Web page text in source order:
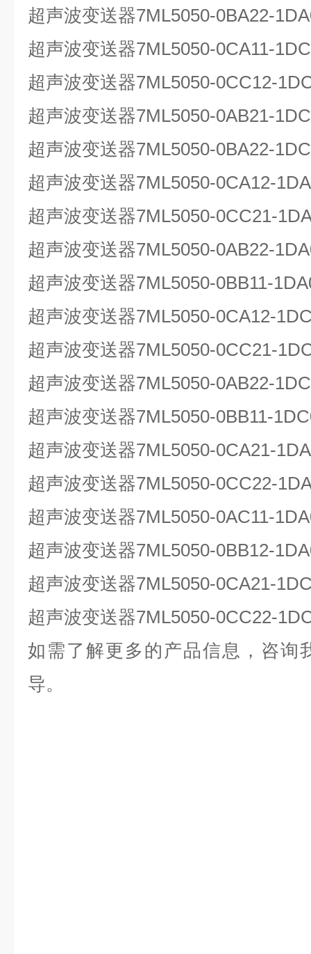
超声波变送器7ML5050-0BA22-
超声波变送器7ML5050-0CA11-
超声波变送器7ML5050-0CC12-
超声波变送器7ML5050-0AB21-
超声波变送器7ML5050-0BA22-
超声波变送器7ML5050-0CA12-
超声波变送器7ML5050-0CC21-
超声波变送器7ML5050-0AB22-
超声波变送器7ML5050-0BB11-
超声波变送器7ML5050-0CA12-
超声波变送器7ML5050-0CC21-
超声波变送器7ML5050-0AB22-
超声波变送器7ML5050-0BB11-
超声波变送器7ML5050-0CA21-
超声波变送器7ML5050-0CC22-
超声波变送器7ML5050-0AC11-
超声波变送器7ML5050-0BB12-
超声波变送器7ML5050-0CA21-
超声波变送器7ML5050-0CC22-
如需了解更多的产品信息，咨询
导。